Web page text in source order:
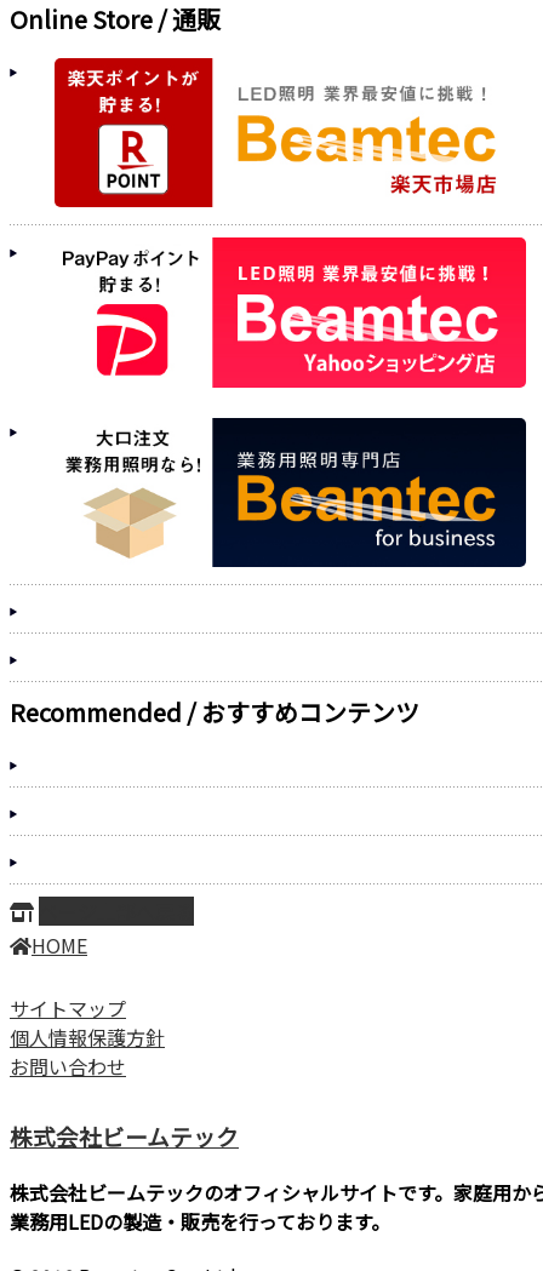
Online Store / 通販
Recommended / おすすめコンテンツ
HOME
サイトマップ
個人情報保護方針
お問い合わせ
株式会社ビームテック
株式会社ビームテックのオフィシャルサイトです。家庭用か
業務用LEDの製造・販売を行っております。